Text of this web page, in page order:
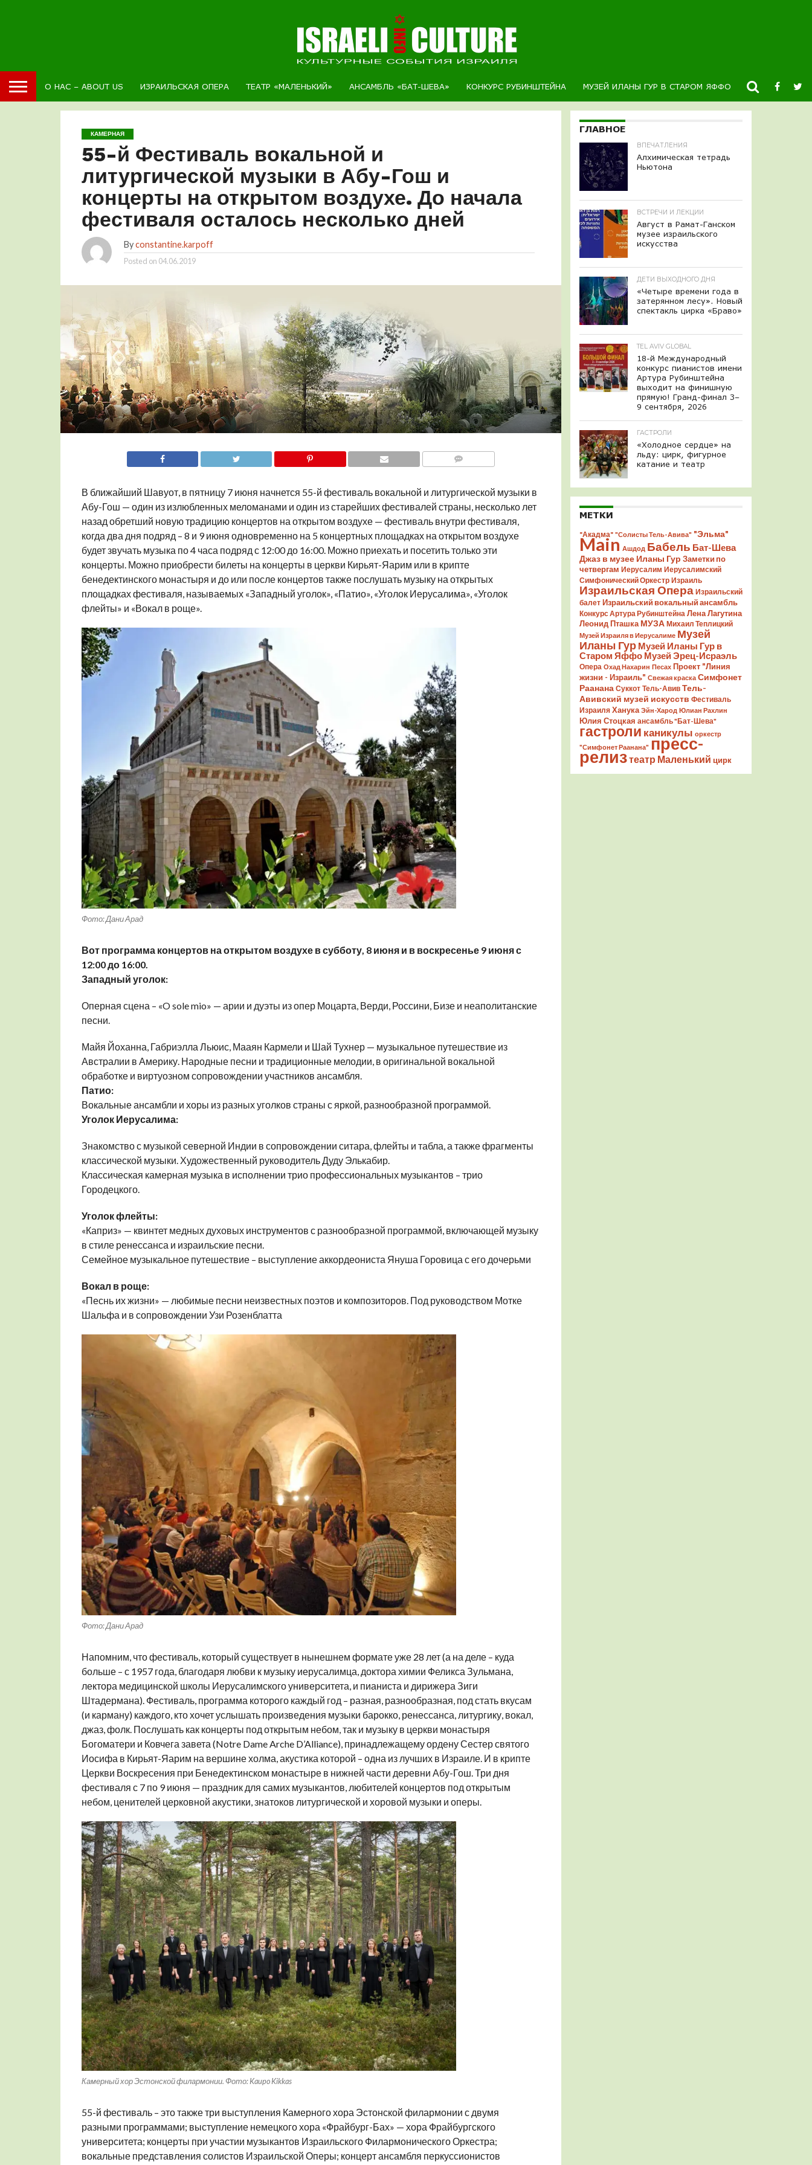
О НАС – ABOUT US ИЗРАИЛЬСКАЯ ОПЕРА ТЕАТР «МАЛЕНЬКИЙ» АНСАМБЛЬ «БАТ-ШЕВА» КОНКУРС РУБИНШТЕЙНА МУЗЕЙ ИЛАНЫ ГУР В СТАРОМ ЯФФО НОВОСТИ
КАМЕРНАЯ
55-й Фестиваль вокальной и
литургической музыки в Абу-Гош и
концерты на открытом воздухе. До начала
фестиваля осталось несколько дней
Byconstantine.karpoff
Posted on 04.06.2019
В ближайший Шавуот, в пятницу 7 июня начнется 55-й фестиваль вокальной и литургической музыки в
Абу-Гош — один из излюбленных меломанами и один из старейших фестивалей страны, несколько лет
назад обретший новую традицию концертов на открытом воздухе — фестиваль внутри фестиваля,
когда два дня подряд – 8 и 9 июня одновременно на 5 концертных площадках на открытом воздухе
будет звучать музыка по 4 часа подряд с 12:00 до 16:00. Можно приехать и посетить только эти
концерты. Можно приобрести билеты на концерты в церкви Кирьят-Яарим или в крипте
бенедектинского монастыря и до или после концертов также послушать музыку на открытых
площадках фестиваля, называемых «Западный уголок», «Патио», «Уголок Иерусалима», «Уголок
флейты» и «Вокал в роще».
Фото: Дани Арад
Вот программа концертов на открытом воздухе в субботу, 8 июня и в воскресенье 9 июня с
12:00 до 16:00.
Западный уголок:
Оперная сцена – «O sole mio» — арии и дуэты из опер Моцарта, Верди, Россини, Бизе и неаполитанские
песни.
Майя Йоханна, Габриэлла Льюис, Мааян Кармели и Шай Тухнер — музыкальное путешествие из
Австралии в Америку. Народные песни и традиционные мелодии, в оригинальной вокальной
обработке и виртуозном сопровождении участников ансамбля.
Патио:
Вокальные ансамбли и хоры из разных уголков страны с яркой, разнообразной программой.
Уголок Иерусалима:
Знакомство с музыкой северной Индии в сопровождении ситара, флейты и табла, а также фрагменты
классической музыки. Художественный руководитель Дуду Элькабир.
Классическая камерная музыка в исполнении трио профессиональных музыкантов – трио
Городецкого.
Уголок флейты:
«Каприз» — квинтет медных духовых инструментов с разнообразной программой, включающей музыку
в стиле ренессанса и израильские песни.
Семейное музыкальное путешествие – выступление аккордеониста Януша Горовица с его дочерьми
Вокал в роще:
«Песнь их жизни» — любимые песни неизвестных поэтов и композиторов. Под руководством Мотке
Шальфа и в сопровождении Узи Розенблатта
Фото: Дани Арад
Напомним, что фестиваль, который существует в нынешнем формате уже 28 лет (а на деле – куда
больше – с 1957 года, благодаря любви к музыку иерусалимца, доктора химии Феликса Зульмана,
лектора медицинской школы Иерусалимского университета, и пианиста и дирижера Зиги
Штадермана). Фестиваль, программа которого каждый год – разная, разнообразная, под стать вкусам
(и карману) каждого, кто хочет услышать произведения музыки барокко, ренессанса, литургику, вокал,
джаз, фолк. Послушать как концерты под открытым небом, так и музыку в церкви монастыря
Богоматери и Ковчега завета (Notre Dame Arche D’Alliance), принадлежащему ордену Сестер святого
Иосифа в Кирьят-Яарим на вершине холма, акустика которой – одна из лучших в Израиле. И в крипте
Церкви Воскресения при Бенедектинском монастыре в нижней части деревни Абу-Гош. Три дня
фестиваля с 7 по 9 июня — праздник для самих музыкантов, любителей концертов под открытым
небом, ценителей церковной акустики, знатоков литургической и хоровой музыки и оперы.
Камерный хор Эстонской филармонии. Фото: Kaupo Kikkas
55-й фестиваль – это также три выступления Камерного хора Эстонской филармонии с двумя
разными программами; выступление немецкого хора «Фрайбург-Бах» — хора Фрайбургского
университета; концерты при участии музыкантов Израильского Филармонического Оркестра;
вокальные представления солистов Израильской Оперы; концерт ансамбля перкуссионистов
ГЛАВНОЕ
ВПЕЧАТЛЕНИЯ
Алхимическая тетрадь
Ньютона
ВСТРЕЧИ И ЛЕКЦИИ
Август в Рамат-Ганском
музее израильского
искусства
ДЕТИ ВЫХОДНОГО ДНЯ
«Четыре времени года в
затерянном лесу». Новый
спектакль цирка «Браво»
TEL AVIV GLOBAL
18-й Международный
конкурс пианистов имени
Артура Рубинштейна
выходит на финишную
прямую! Гранд-финал 3–
9 сентября, 2026
ГАСТРОЛИ
«Холодное сердце» на
льду: цирк, фигурное
катание и театр
МЕТКИ
"Акадма" "Солисты Тель-Авива" "Эльма"
Main Ашдод Бабель Бат-Шева
Джаз в музее Иланы Гур Заметки по
четвергам Иерусалим Иерусалимский
Симфонический Оркестр Израиль
Израильская Опера Израильский
балет Израильский вокальный ансамбль
Конкурс Артура Рубинштейна Лена Лагутина
Леонид Пташка МУЗА Михаил Теплицкий
Музей Израиля в Иерусалиме Музей
Иланы Гур Музей Иланы Гур в
Старом Яффо Музей Эрец-Исраэль
Опера Охад Нахарин Песах Проект "Линия
жизни - Израиль" Свежая краска Симфонет
Раанана Суккот Тель-Авив Тель-
Авивский музей искусств Фестиваль
Израиля Ханука Эйн-Харод Юлиан Рахлин
Юлия Стоцкая ансамбль "Бат-Шева"
гастроли каникулы оркестр
"Симфонет Раанана" пресс-
релизтеатр Маленький цирк